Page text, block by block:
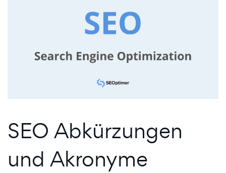
SEO Abkürzungen
und Akronyme